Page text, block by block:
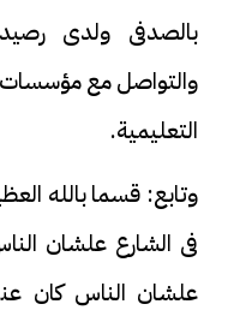
بالصدفى ولدى
والتواصل مع مؤسسات
التعليمية.
وتابع: قسما بالله
فى الشارع علشان
علشان الناس كان